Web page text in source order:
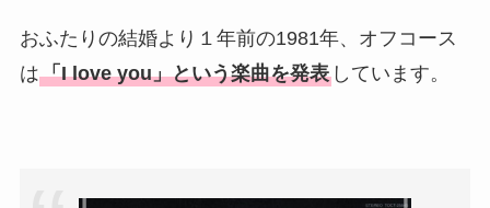
おふたりの結婚より１年前の1981年、オフコース
は「I love you」という楽曲を発表しています。